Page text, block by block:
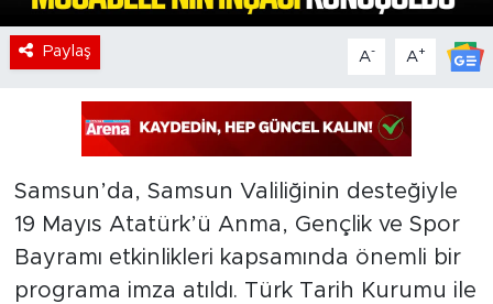
Paylaş A- A+
Samsun’da, Samsun Valiliğinin desteğiyle
19 Mayıs Atatürk’ü Anma, Gençlik ve Spor
Bayramı etkinlikleri kapsamında önemli bir
programa imza atıldı. Türk Tarih Kurumu ile